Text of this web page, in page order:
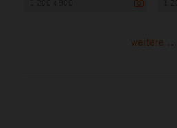
weitere ...